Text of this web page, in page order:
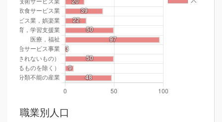
職業別人口